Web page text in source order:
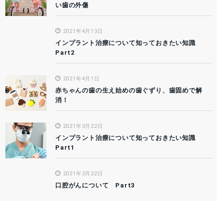
い歯の外傷
2021年4月13日
インプラント治療について知っておきたい知識
Part2
2021年4月1日
赤ちゃんの歯の生え始めの歯ぐずり、歯固めで解
消！
2021年3月22日
インプラント治療について知っておきたい知識
Part1
2021年3月22日
口腔がんについて Part3